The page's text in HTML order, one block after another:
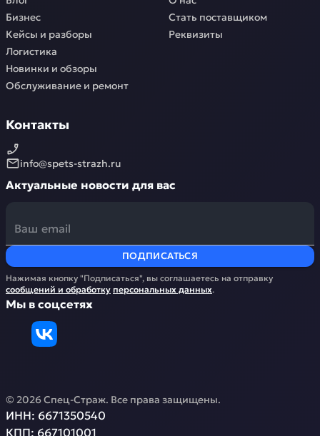
Бизнес
Кейсы и разборы
Логистика
Новинки и обзоры
Обслуживание и ремонт
Стать поставщиком
Реквизиты
Контакты
info@spets-strazh.ru
Актуальные новости для вас
ПОДПИСАТЬСЯ
Нажимая кнопку "Подписаться", вы соглашаетесь на отправку
сообщений и обработку персональных данных.
Мы в соцсетях
© 2026Спец-Страж. Все права защищены.
ИНН: 6671350540
КПП: 667101001